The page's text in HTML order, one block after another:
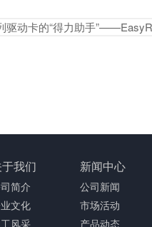
驱动卡的“得力助手
我们
简介
文化
风采
新闻中心
公司新闻
市场活动
产品动态